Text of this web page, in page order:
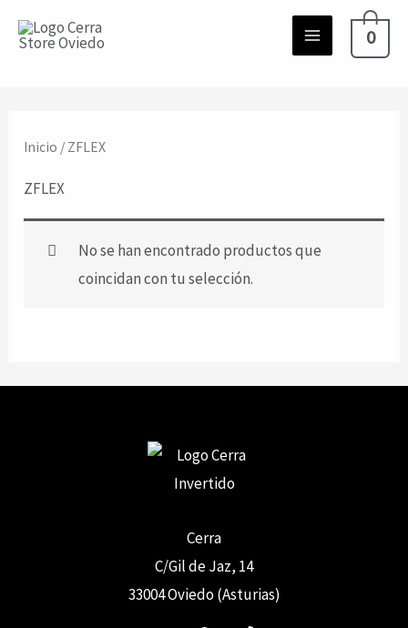
0
Inicio / ZFLEX
ZFLEX
No se han encontrado productos que
coincidan con tu selección.
Cerra
C/Gil de Jaz, 14
33004 Oviedo (Asturias)